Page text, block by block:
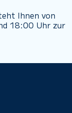
Ihnen von
18:00 Uhr zur